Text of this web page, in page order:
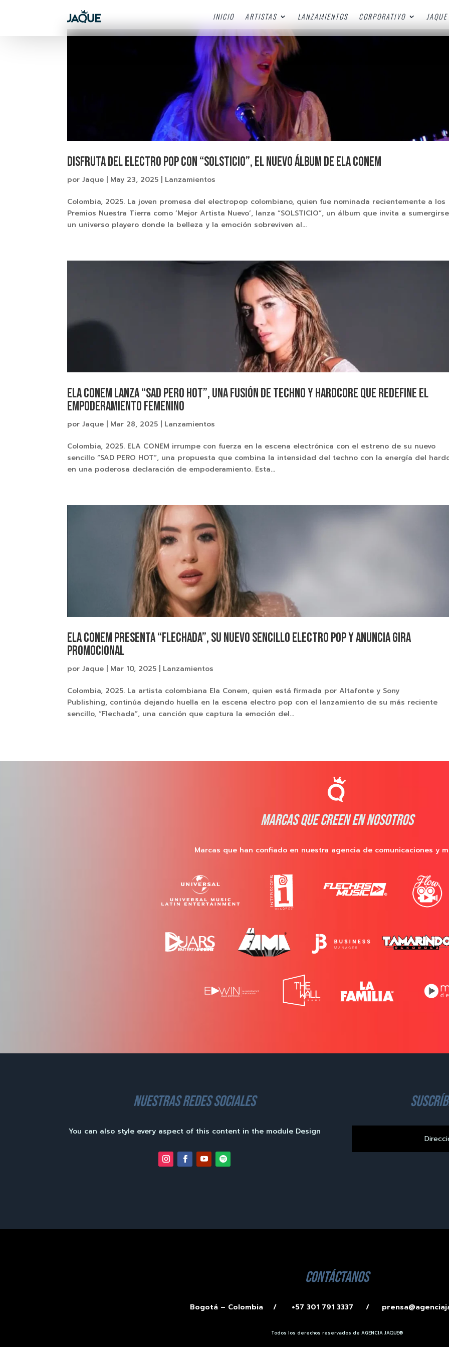
INICIO ARTISTAS LANZAMIENTOS CORPORATIVO
Disfruta del electro pop con “Solsticio”, el nuevo álbum de Ela Conem
porJaque May 23, 2025 Lanzamientos
Colombia, 2025. La joven promesa del electropop colombiano, quien fue nominada recientemente a los
Premios Nuestra Tierra como ‘Mejor Artista Nuevo’, lanza “SOLSTICIO”, un álbum que invita a
un universo playero donde la belleza y la emoción sobreviven al...
ELA CONEM lanza “SAD PERO HOT”, una fusión de techno y hardcore que redefine el
empoderamiento femenino
porJaque Mar 28, 2025 Lanzamientos
Colombia, 2025. ELA CONEM irrumpe con fuerza en la escena electrónica con el estreno de su nuevo
sencillo “SAD PERO HOT”, una propuesta que combina la intensidad del techno con la energía del
en una poderosa declaración de empoderamiento. Esta...
Ela Conem presenta “Flechada”, su nuevo sencillo electro pop y anuncia gira
promocional
porJaque | Mar 10, 2025 | Lanzamientos
Colombia, 2025. La artista colombiana Ela Conem, quien está firmada por Altafonte y Sony
Publishing, continúa dejando huella en la escena electro pop con el lanzamiento de su más reciente
sencillo, “Flechada”, una canción que captura la emoción del...
MARCAS QUE CREEN EN NOSOTROS
Marcas que han confiado en nuestra agencia de comunicaciones y
nuestras redes sociales
You can also style every aspect of this content in the module Design
contáctanos
Bogotá – Colombia / +57 301 791 3337 /
Todos los derechos reservados de AGENCIA JAQUE®